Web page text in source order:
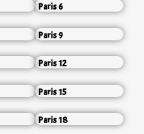
Paris 6
Paris 9
Paris 12
Paris 15
Paris 18